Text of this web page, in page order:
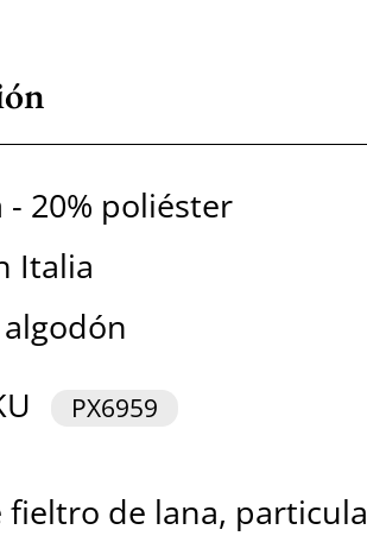
- 20% poliéster
Italia
PX6959
fieltro de lana,